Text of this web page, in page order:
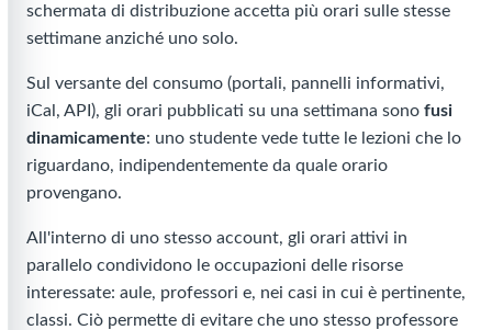
schermata di distribuzione accetta più orari sulle stesse
settimane anziché uno solo.
Sul versante del consumo (portali, pannelli informativi,
iCal, API), gli orari pubblicati su una settimana sono fusi
dinamicamente: uno studente vede tutte le lezioni che lo
riguardano, indipendentemente da quale orario
provengano.
All'interno di uno stesso account, gli orari attivi in
parallelo condividono le occupazioni delle risorse
interessate: aule, professori e, nei casi in cui è pertinente,
classi. Ciò permette di evitare che uno stesso professore